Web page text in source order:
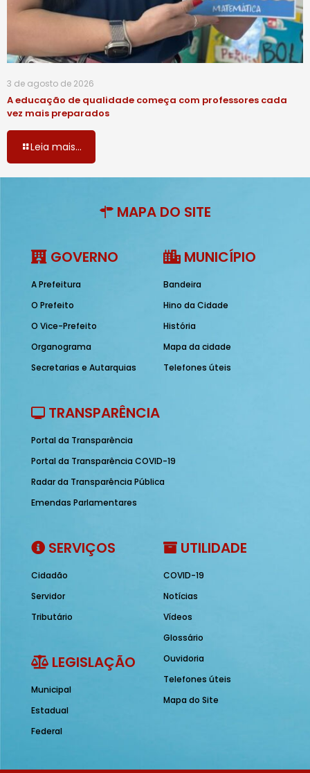
3 de agosto de 2026
A educação de qualidade começa com professores cada
vez mais preparados
Leia mais...
MAPA DO SITE
GOVERNO
A Prefeitura
O Prefeito
O Vice-Prefeito
Organograma
Secretarias e Autarquias
MUNICÍPIO
Bandeira
Hino da Cidade
História
Mapa da cidade
Telefones úteis
TRANSPARÊNCIA
Portal da Transparência
Portal da Transparência COVID-19
Radar da Transparência Pública
Emendas Parlamentares
SERVIÇOS
Cidadão
Servidor
Tributário
LEGISLAÇÃO
Municipal
Estadual
Federal
UTILIDADE
COVID-19
Notícias
Vídeos
Glossário
Ouvidoria
Telefones úteis
Mapa do Site